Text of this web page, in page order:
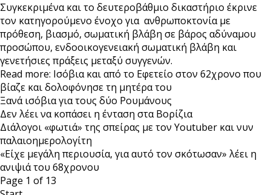
Συγκεκριμένα και το δευτεροβάθμιο δικαστήριο έκρινε
τον κατηγορούμενο ένοχο για ανθρωποκτονία με
πρόθεση, βιασμό, σωματική βλάβη σε βάρος αδύναμου
προσώπου, ενδοοικογενειακή σωματική βλάβη και
γενετήσιες πράξεις μεταξύ συγγενών.
Read more: Ισόβια και από το Εφετείο στον 62χρονο που
βίαζε και δολοφόνησε τη μητέρα του
Ξανά ισόβια για τους δύο Ρουμάνους
Δεν λέει να κοπάσει η ένταση στα Βορίζια
Διάλογοι «φωτιά» της σπείρας με τον Youtuber και νυν
παλαιοημερολογίτη
«Είχε μεγάλη περιουσία, για αυτό τον σκότωσαν» λέει η
ανιψιά του 68χρονου
Page 1 of 13